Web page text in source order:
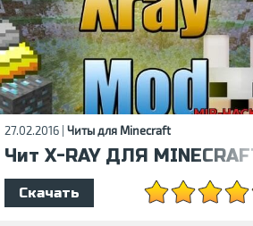
27.02.2016 | Читы для Minecraft
Чит X-RAY ДЛЯ MINECRAFT
Скачать